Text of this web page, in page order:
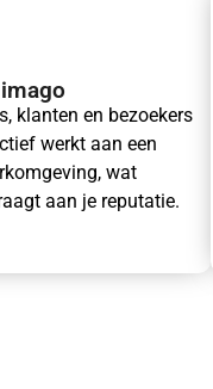
klanten en bezoekers
werkt aan een
wat
aan je reputatie.